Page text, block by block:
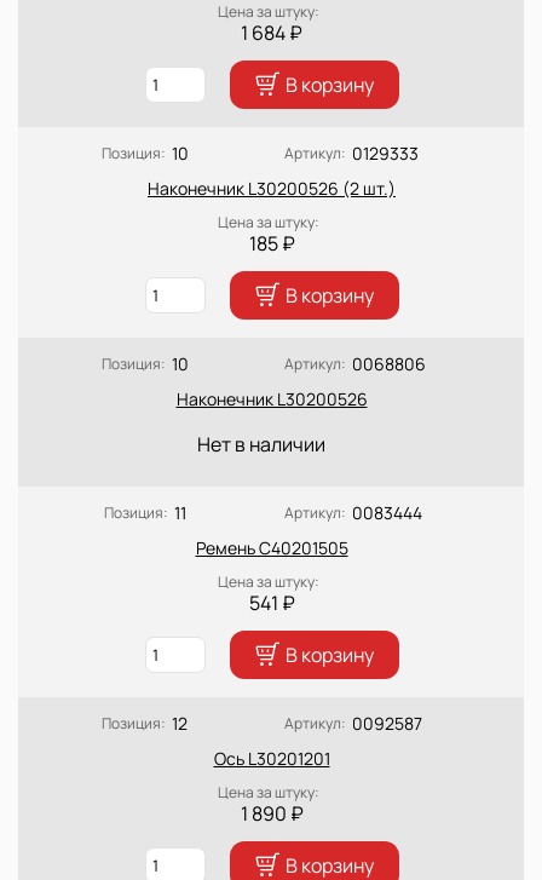
Цена за штуку:
1 684 ₽
В корзину
Позиция: 10 Артикул: 0129333
Наконечник L30200526 (2 шт.)
Цена за штуку:
185 ₽
В корзину
Позиция: 10 Артикул: 0068806
Наконечник L30200526
Нет в наличии
Позиция: 11 Артикул: 0083444
Ремень C40201505
Цена за штуку:
541 ₽
В корзину
Позиция: 12 Артикул: 0092587
Ось L30201201
Цена за штуку:
1 890 ₽
В корзину